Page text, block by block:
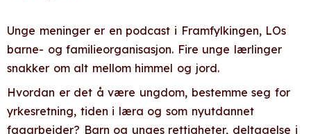
Unge meninger er en podcast i Framfylkingen, LOs
barne- og familieorganisasjon. Fire unge lærlinger
snakker om alt mellom himmel og jord.
Hvordan er det å være ungdom, bestemme seg for
yrkesretning, tiden i læra og som nyutdannet
fagarbeider? Barn og unges rettigheter, deltagelse i